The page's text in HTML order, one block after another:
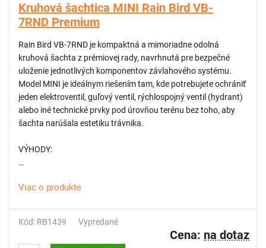
Kruhová šachtica MINI Rain Bird VB-
7RND Premium
Rain Bird VB-7RND je kompaktná a mimoriadne odolná
kruhová šachta z prémiovej rady, navrhnutá pre bezpečné
uloženie jednotlivých komponentov závlahového systému.
Model MINI je ideálnym riešením tam, kde potrebujete ochrániť
jeden elektroventil, guľový ventil, rýchlospojný ventil (hydrant)
alebo iné technické prvky pod úrovňou terénu bez toho, aby
šachta narúšala estetiku trávnika.
VÝHODY:
kompaktným rozmerom je šachta vyrobená z 100%
mechanickému poškodeniu.
- Bezpečný prejazd technikou: Poklop je vybavený skosenými
Viac o produkte
Kód: RB1439 Vypredané
Cena: na dotaz